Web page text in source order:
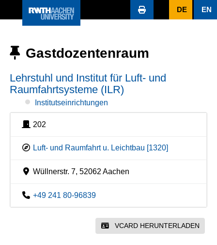
DE EN
Gastdozentenraum
Lehrstuhl und Institut für Luft- und
Raumfahrtsysteme (ILR)
Institutseinrichtungen
202
Luft- und Raumfahrt u. Leichtbau [1320]
Wüllnerstr. 7, 52062 Aachen
+49 241 80-96839
VCARD HERUNTERLADEN